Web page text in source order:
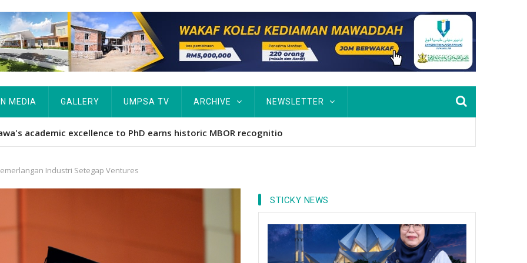
IN MEDIA GALLERY UMPSA TV ARCHIVE NEWSLETTER
MBOR, Pesakit SMA Pertama Tamat Pengajian Berterusan Hingga PhD
Industri Setegap Ventures
STICKY NEWS